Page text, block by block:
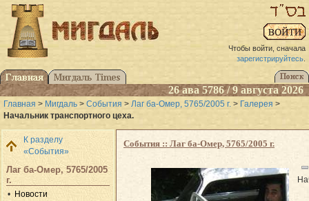
Чтобы войти, сначала
зарегистрируйтесь.
26 ава 5786 / 9 августа 2026
Главная > Мигдаль > События > Лаг ба-Омер, 5765/2005 г. > Галерея >
Начальник транспортного цеха.
К разделу
«События»
Лаг ба-Омер, 5765/2005
г.
Новости
События :: Лаг ба-Омер, 5765/2005 г.